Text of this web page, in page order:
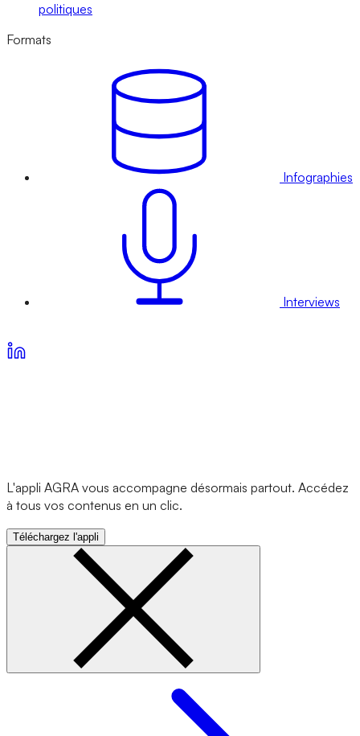
politiques
Formats
Infographies
Interviews
L'appli AGRA vous accompagne désormais partout. Accédez
à tous vos contenus en un clic.
Téléchargez l'appli